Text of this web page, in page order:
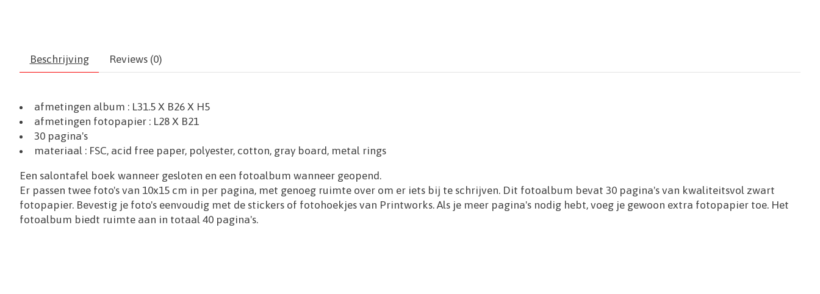
Beschrijving Reviews (0)
afmetingen album :L31.5 X B26 X H5
afmetingen fotopapier : L28 X B21
30 pagina's
materiaal : FSC, acid free paper, polyester, cotton, gray board, metal rings
Een salontafel boek wanneer gesloten en een fotoalbum wanneer geopend.
Er passen twee foto's van 10x15 cm in per pagina, met genoeg ruimte over om er iets bij te schrijven. Dit fotoalbum bevat 30 pagina's van kwaliteitsvol zwart
fotopapier. Bevestig je foto's eenvoudig met de stickers of fotohoekjes van Printworks. Als je meer pagina's nodig hebt, voeg je gewoon extra fotopapier toe. Het
fotoalbum biedt ruimte aan in totaal 40 pagina's.